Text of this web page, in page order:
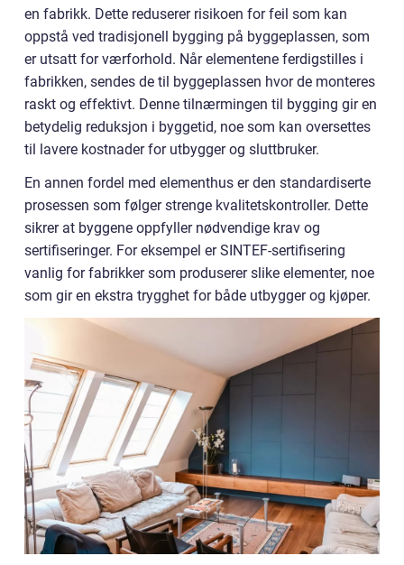
en fabrikk. Dette reduserer risikoen for feil som kan
oppstå ved tradisjonell bygging på byggeplassen, som
er utsatt for værforhold. Når elementene ferdigstilles i
fabrikken, sendes de til byggeplassen hvor de monteres
raskt og effektivt. Denne tilnærmingen til bygging gir en
betydelig reduksjon i byggetid, noe som kan oversettes
til lavere kostnader for utbygger og sluttbruker.
En annen fordel med elementhus er den standardiserte
prosessen som følger strenge kvalitetskontroller. Dette
sikrer at byggene oppfyller nødvendige krav og
sertifiseringer. For eksempel er SINTEF-sertifisering
vanlig for fabrikker som produserer slike elementer, noe
som gir en ekstra trygghet for både utbygger og kjøper.